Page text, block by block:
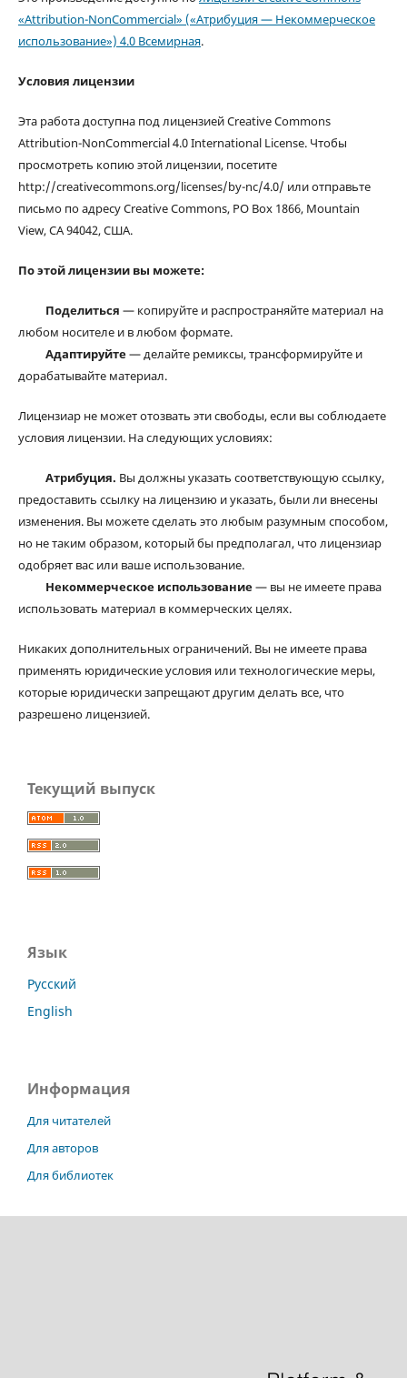
«Attribution-NonCommercial» («Атрибуция — Некоммерческое
использование») 4.0 Всемирная.
Условия лицензии
Эта работа доступна под лицензией Creative Commons
Attribution-NonCommercial 4.0 International License. Чтобы
просмотреть копию этой лицензии, посетите
http://creativecommons.org/licenses/by-nc/4.0/ или отправьте
письмо по адресу Creative Commons, PO Box 1866, Mountain
View, CA 94042, США.
По этой лицензии вы можете:
Поделиться — копируйте и распространяйте материал на
любом носителе и в любом формате.
Адаптируйте— делайте ремиксы, трансформируйте и
дорабатывайте материал.
Лицензиар не может отозвать эти свободы, если вы соблюдаете
условия лицензии. На следующих условиях:
Атрибуция. Вы должны указать соответствующую ссылку,
предоставить ссылку на лицензию и указать, были ли внесены
изменения. Вы можете сделать это любым разумным способом,
но не таким образом, который бы предполагал, что лицензиар
одобряет вас или ваше использование.
Некоммерческое использование— вы не имеете права
использовать материал в коммерческих целях.
Никаких дополнительных ограничений. Вы не имеете права
применять юридические условия или технологические меры,
которые юридически запрещают другим делать все, что
разрешено лицензией.
Текущий выпуск
Язык
Русский
English
Информация
Для читателей
Для авторов
Для библиотек